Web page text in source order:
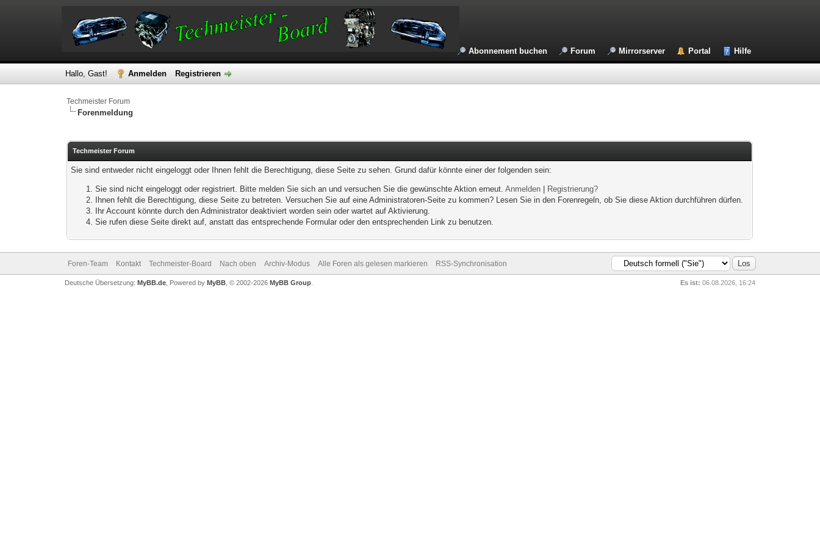
Abonnement buchen Forum Mirrorserver Portal Hilfe
Hallo, Gast! Anmelden Registrieren
Techmeister Forum
Forenmeldung
Techmeister Forum
Sie sind entweder nicht eingeloggt oder Ihnen fehlt die Berechtigung, diese Seite zu sehen. Grund dafür könnte einer der folgenden sein:
Sie sind nicht eingeloggt oder registriert. Bitte melden Sie sich an und versuchen Sie die gewünschte Aktion erneut.Anmelden
Registrierung?
Ihnen fehlt die Berechtigung, diese Seite zu betreten. Versuchen Sie auf eine Administratoren-Seite zu kommen? Lesen Sie in den Forenregeln, ob Sie diese Aktion durchführen dürfen.
Ihr Account könnte durch den Administrator deaktiviert worden sein oder wartet auf Aktivierung.
Sie rufen diese Seite direkt auf, anstatt das entsprechende Formular oder den entsprechenden Link zu benutzen.
Foren-Team Kontakt Techmeister-Board Nach oben Archiv-Modus Alle Foren als gelesen markieren RSS-Synchronisation
Es ist: 06.08.2026, 16:24
Deutsche Übersetzung: MyBB.de, Powered by MyBB, © 2002-2026 MyBB Group.